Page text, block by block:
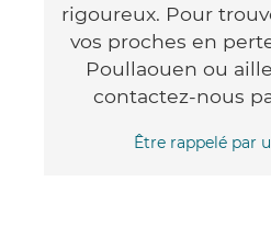
rigoureux. Pour
vos proches en
Poullaouen ou
contactez-nous
Être rappelé par